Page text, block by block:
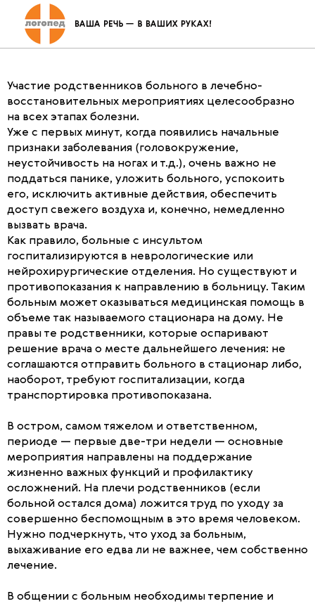
Как организовать уход за
больным
Участие родственников больного в лечебно-
восстановительных мероприятиях целесообразно
на всех этапах болезни.
Уже с первых минут, когда появились начальные
признаки заболевания (головокружение,
неустойчивость на ногах и т.д.), очень важно не
поддаться панике, уложить больного, успокоить
его, исключить активные действия, обеспечить
доступ свежего воздуха и, конечно, немедленно
вызвать врача.
Как правило, больные с инсультом
госпитализируются в неврологические или
нейрохирургические отделения. Но существуют и
противопоказания к направлению в больницу. Таким
больным может оказываться медицинская помощь в
объеме так называемого стационара на дому. Не
правы те родственники, которые оспаривают
решение врача о месте дальнейшего лечения: не
соглашаются отправить больного в стационар либо,
наоборот, требуют госпитализации, когда
транспортировка противопоказана.
В остром, самом тяжелом и ответственном,
периоде — первые две-три недели — основные
мероприятия направлены на поддержание
жизненно важных функций и профилактику
осложнений. На плечи родственников (если
больной остался дома) ложится труд по уходу за
совершенно беспомощным в это время человеком.
Нужно подчеркнуть, что уход за больным,
выхаживание его едва ли не важнее, чем собственно
лечение.
В общении с больным необходимы терпение и